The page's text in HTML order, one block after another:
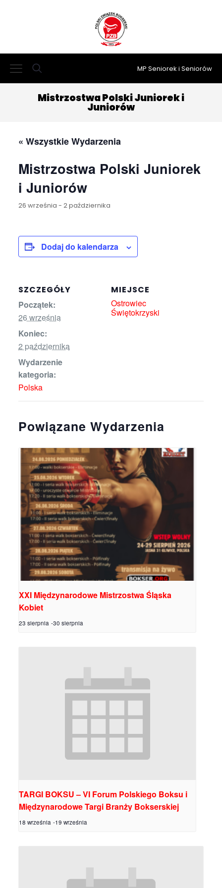
MP Seniorek i Seniorów
Mistrzostwa Polski Juniorek i
Juniorów
« Wszystkie Wydarzenia
Mistrzostwa Polski Juniorek
i Juniorów
26 września - 2 października
Dodaj do kalendarza
SZCZEGÓŁY
Początek:
26 września
Koniec:
2 października
Wydarzenie
kategoria:
Polska
MIEJSCE
Ostrowiec
Świętokrzyski
Powiązane Wydarzenia
XXI Międzynarodowe Mistrzostwa Śląska
Kobiet
23 sierpnia -30 sierpnia
TARGI BOKSU – VI Forum Polskiego Boksu i
Międzynarodowe Targi Branży Bokserskiej
18 września -19 września